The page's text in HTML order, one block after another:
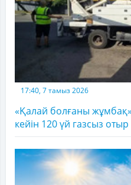
17:40, 7 тамыз 2026
«Қалай болғаны
кейін 120 үй газсыз отыр